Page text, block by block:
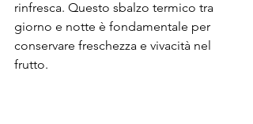
rinfresca. Questo sbalzo termico tra
giorno e notte è fondamentale per
conservare freschezza e vivacità nel
frutto.